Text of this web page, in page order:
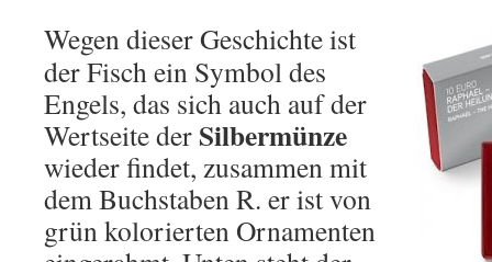
Wegen dieser Geschichte ist
der Fisch ein Symbol des
Engels, das sich auch auf der
Wertseite der Silbermünze
wieder findet, zusammen mit
dem Buchstaben R. er ist von
grün kolorierten Ornamenten